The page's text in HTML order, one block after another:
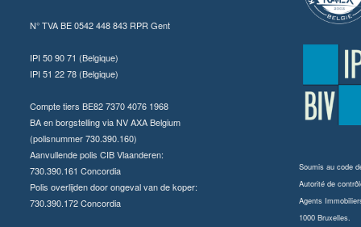
N° TVA BE 0542 448 843 RPR Gent
IPI 50 90 71 (Belgique)
IPI 51 22 78 (Belgique)
Compte tiers BE82 7370 4076 1968
BA en borgstelling via NV AXA Belgium
(polisnummer 730.390.160)
Aanvullende polis CIB Vlaanderen:
730.390.161 Concordia
Polis overlijden door ongeval van de koper:
730.390.172 Concordia
Soumis au code
Autorité de
Agents
1000 Bruxelles.